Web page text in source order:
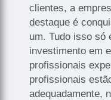
clientes, a
destaque é
um. Tudo isso só
investimento em
profissionais
profissionais
adequadamente,